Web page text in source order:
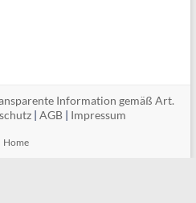
Information gemäß Art.
| AGB| Impressum
Home